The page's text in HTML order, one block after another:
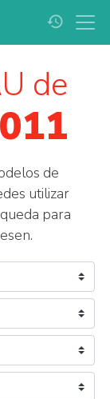
history
de
de
utilizar
para